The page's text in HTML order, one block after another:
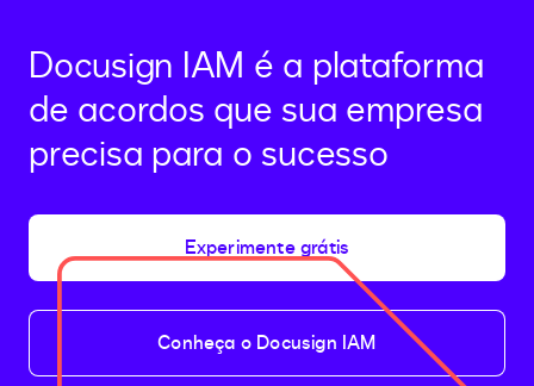
Docusign IAM é a plataforma
de acordos que sua empresa
precisa para o sucesso
Experimente grátis
Conheça o Docusign IAM